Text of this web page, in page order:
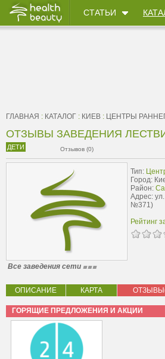
СТАТЬИ
ГЛАВНАЯ : КАТАЛОГ : КИЕВ : ЦЕНТРЫ
ОТЗЫВЫ ЗАВЕДЕНИЯ
ДЕТИ Отзывов (0)
Тип:
Город:
Район:
Адрес:
№371)
Рейтинг
Все заведения сети
ОПИСАНИЕ КАРТА
ГОРЯЩИЕ ПРЕДЛОЖЕНИЯ И АКЦИИ